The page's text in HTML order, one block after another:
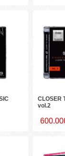
CLOSER
vol.2